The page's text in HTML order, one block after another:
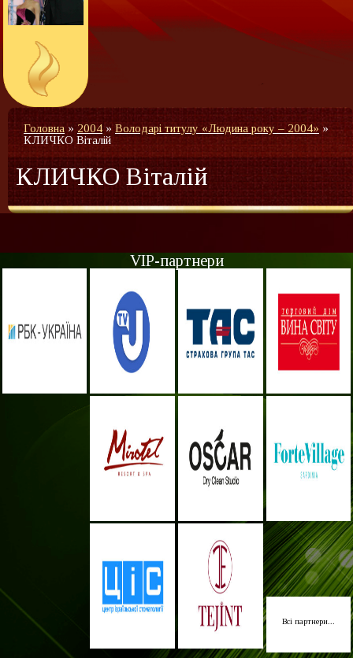
Головна »2004»Володарі титулу «Людина року – 2004» »
КЛИЧКО Віталій
КЛИЧКО Віталій
VIP-партнери
Всі партнери...